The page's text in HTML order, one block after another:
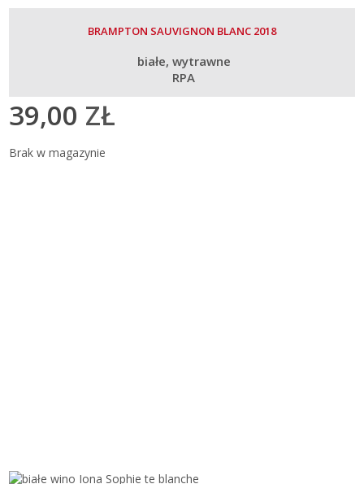
BRAMPTON SAUVIGNON BLANC 2018
białe wytrawne
RPA
39,00 ZŁ
Brak w magazynie